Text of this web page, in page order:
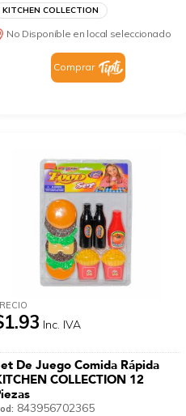
KITCHEN COLLECTION
No Disponible en local seleccionado
Comprar
Inc. IVA
De Juego Comida Rápida
COLLECTION 12
843956702365